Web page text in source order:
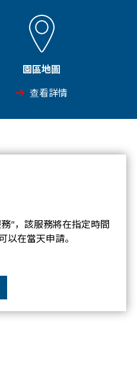
園區地圖
查看詳情
”，該服務將在指定時間
在當天申請。